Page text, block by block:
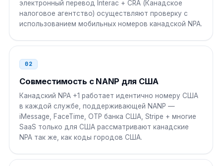
Пакистан
00 1 NPA NXX XXXX
Бангладеш 00
00 1 NPA NXX XXXX
009 1 NPA NXX XXXX
ЮАР
электронный перевод Interac + CRA (Канадское
налоговое агентство) осуществляют проверку с
использованием мобильных номеров канадской NPA.
02
Совместимость с NANP для США
Канадский NPA +1 работает идентично номеру США
в каждой службе, поддерживающей NANP —
iMessage, FaceTime, OTP банка США, Stripe + многие
SaaS только для США рассматривают канадские
NPA так же, как коды городов США.